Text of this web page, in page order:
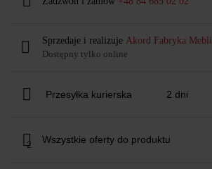
Sprzedaje i realizuje Akord Fabryka Mebli
Dostępny tylko online
Przesyłka kurierska 2 dni
2 Wszystkie oferty do produktu